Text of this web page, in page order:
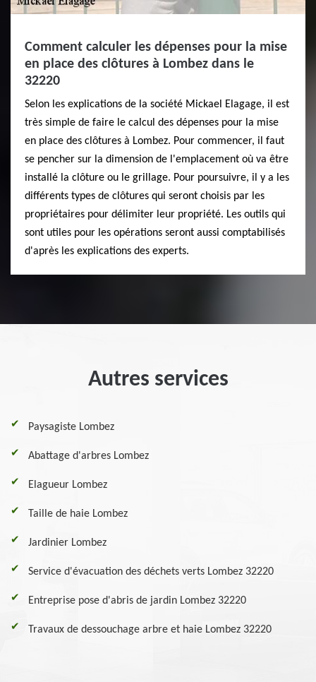
Comment calculer les dépenses pour la mise
en place des clôtures à Lombez dans le
32220
Selon les explications de la société Mickael Elagage, il est
très simple de faire le calcul des dépenses pour la mise
en place des clôtures à Lombez. Pour commencer, il faut
se pencher sur la dimension de l'emplacement où va être
installé la clôture ou le grillage. Pour poursuivre, il y a les
différents types de clôtures qui seront choisis par les
propriétaires pour délimiter leur propriété. Les outils qui
sont utiles pour les opérations seront aussi comptabilisés
d'après les explications des experts.
Autres services
Paysagiste Lombez
Abattage d'arbres Lombez
Elagueur Lombez
Taille de haie Lombez
Jardinier Lombez
Service d'évacuation des déchets verts Lombez 32220
Entreprise pose d'abris de jardin Lombez 32220
Travaux de dessouchage arbre et haie Lombez 32220